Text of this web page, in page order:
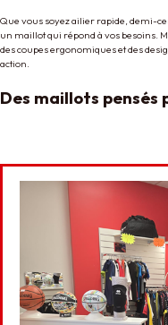
Que vous soyez ailier rapide, demi-
un maillot qui répond à vos besoins.
des coupes ergonomiques et des
action.
Des maillots pensés